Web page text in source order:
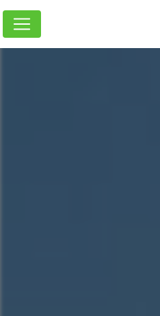
Panneau de gestion des cookies